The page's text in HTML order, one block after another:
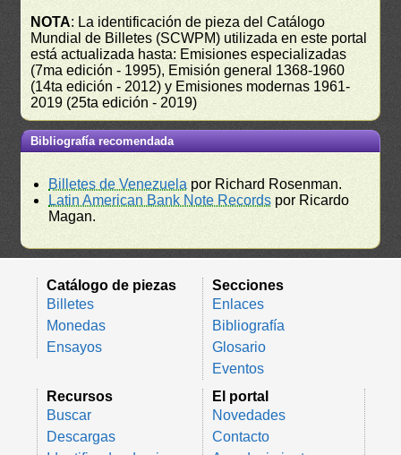
NOTA: La identificación de pieza del Catálogo
Mundial de Billetes (SCWPM) utilizada en este portal
está actualizada hasta: Emisiones especializadas
(7ma edición - 1995), Emisión general 1368-1960
(14ta edición - 2012) y Emisiones modernas 1961-
2019 (25ta edición - 2019)
Bibliografía recomendada
Billetes de Venezuela por Richard Rosenman.
Latin American Bank Note Records por Ricardo
Magan.
Catálogo de piezas
Billetes
Monedas
Ensayos
Secciones
Enlaces
Bibliografía
Glosario
Eventos
Recursos
Buscar
Descargas
El portal
Novedades
Contacto